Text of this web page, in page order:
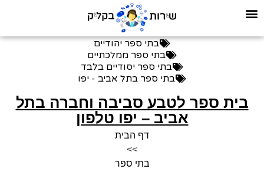
בתי ספר יהודיים
בתי ספר ממלכתיים
בתי ספר יסודיים בלבד
בתי ספר בתל אביב - יפו
בית ספר לטבע סביבה וחברה בתל
אביב – יפו טלפון
דף הבית
>>
בתי ספר